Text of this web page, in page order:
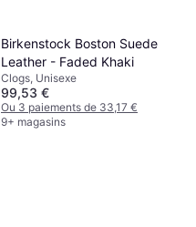
Birkenstock Boston Suede
Leather - Faded Khaki
Clogs, Unisexe
99,53 €
Ou 3 paiements de 33,17 €
9+ magasins